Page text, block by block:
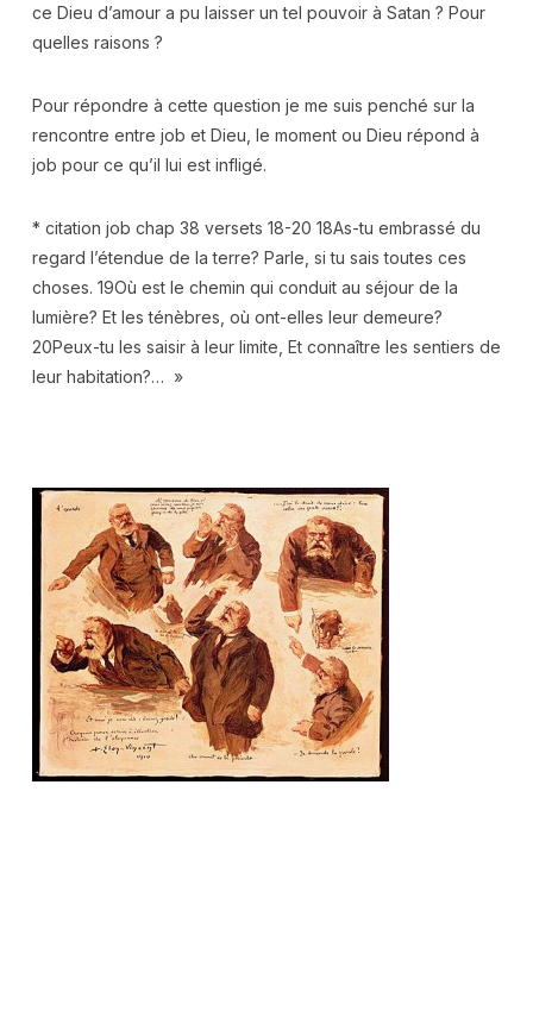
ce Dieu d’amour a pu laisser un tel pouvoir à Satan ? Pour
quelles raisons ?
Pour répondre à cette question je me suis penché sur la
rencontre entre job et Dieu, le moment ou Dieu répond à
job pour ce qu’il lui est infligé.
* citation job chap 38 versets 18-20 18As-tu embrassé du
regard l’étendue de la terre? Parle, si tu sais toutes ces
choses. 19Où est le chemin qui conduit au séjour de la
lumière? Et les ténèbres, où ont-elles leur demeure?
20Peux-tu les saisir à leur limite, Et connaître les sentiers de
leur habitation?… »